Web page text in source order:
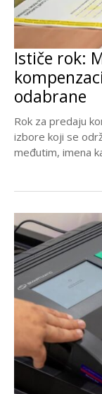
Ističe rok:
odabrane
Rok za predaju
izbore koji se
međutim, imena